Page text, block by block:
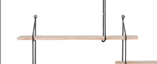
Inredning
Mattor
Belysning